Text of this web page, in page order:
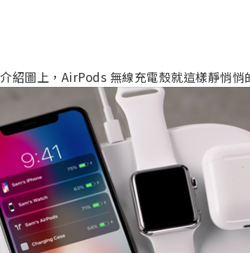
紹圖上，AirPods 無線充電殼就這樣靜悄悄